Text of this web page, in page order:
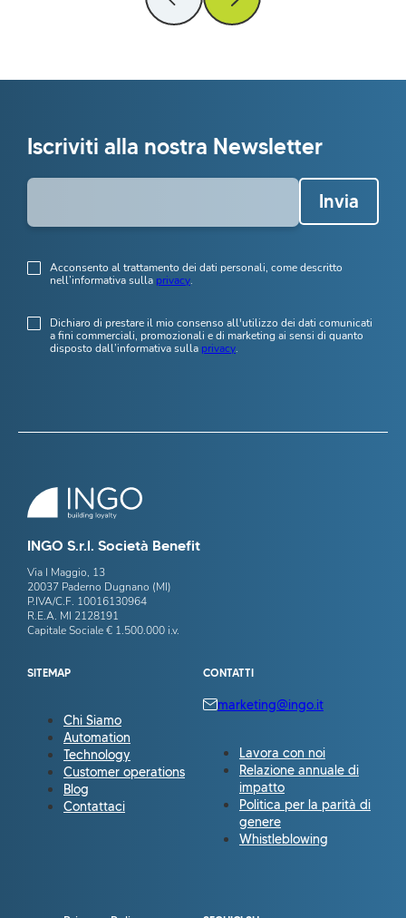
Iscriviti alla nostra Newsletter
Invia
Acconsento al trattamento dei dati personali, come descritto
nell’informativa sulla privacy.
Dichiaro di prestare il mio consenso all'utilizzo dei dati comunicati
a fini commerciali, promozionali e di marketing ai sensi di quanto
disposto dall’informativa sulla privacy.
INGO S.r.l. Società Benefit
Via I Maggio, 13
20037 Paderno Dugnano (MI)
P.IVA/C.F. 10016130964
R.E.A. MI 2128191
Capitale Sociale € 1.500.000 i.v.
SITEMAP
Chi Siamo
Automation
Technology
Customer operations
Blog
Contattaci
CONTATTI
marketing@ingo.it
Lavora con noi
Relazione annuale di
impatto
Politica per la parità di
genere
Whistleblowing